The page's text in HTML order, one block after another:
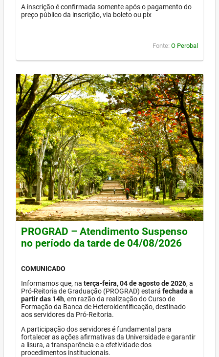
A inscrição é confirmada somente após o pagamento do
preço público da inscrição, via boleto ou pix
Fonte: O Perobal
PROGRAD – Atendimento Suspenso
no período da tarde de 04/08/2026
COMUNICADO
Informamos que, na terça-feira, 04 de agosto de 2026, a
Pró-Reitoria de Graduação (PROGRAD) estará fechada a
partir das 14h, em razão da realização do Curso de
Formação da Banca de Heteroidentificação, destinado
aos servidores da Pró-Reitoria.
A participação dos servidores é fundamental para
fortalecer as ações afirmativas da Universidade e garantir
a lisura, a transparência e a efetividade dos
procedimentos institucionais.